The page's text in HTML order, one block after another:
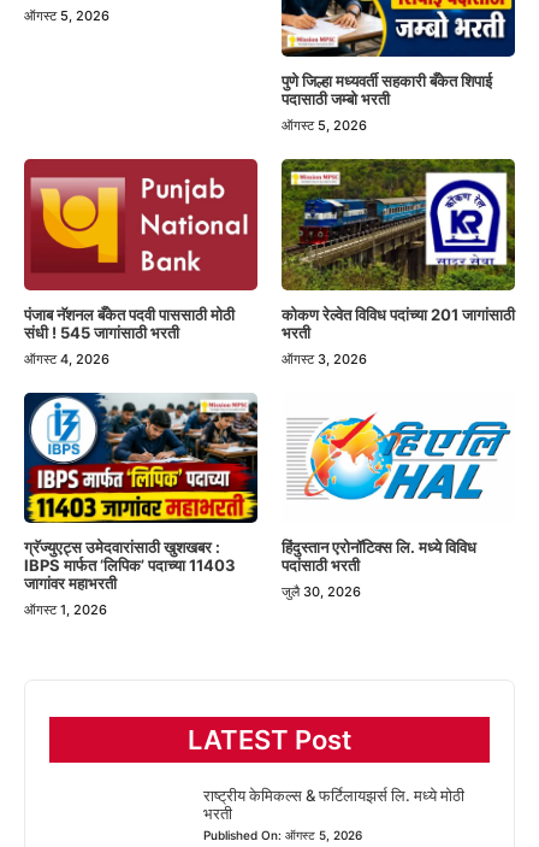
ऑगस्ट 5, 2026
पुणे जिल्हा मध्यवर्ती सहकारी बँकेत शिपाई
पदासाठी जम्बो भरती
ऑगस्ट 5, 2026
पंजाब नॅशनल बँकेत पदवी पाससाठी मोठी
संधी ! 545 जागांसाठी भरती
ऑगस्ट 4, 2026
कोकण रेल्वेत विविध पदांच्या 201 जागांसाठी
भरती
ऑगस्ट 3, 2026
ग्रॅज्युएट्स उमेदवारांसाठी खुशखबर :
IBPS मार्फत ‘लिपिक’ पदाच्या 11403
जागांवर महाभरती
ऑगस्ट 1, 2026
हिंदुस्तान एरोनॉटिक्स लि. मध्ये विविध
पदांसाठी भरती
जुलै 30, 2026
LATEST Post
राष्ट्रीय केमिकल्स & फर्टिलायझर्स लि. मध्ये मोठी
भरती
Published On: ऑगस्ट 5, 2026